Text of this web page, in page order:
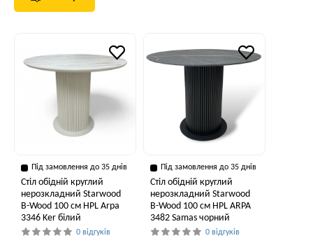
Під замовлення до 35 днів
Стіл обідній круглий
нерозкладний Starwood
B-Wood 100 см HPL Arpa
3346 Ker білий
0 відгуків
Під замовлення до 35 днів
Стіл обідній круглий
нерозкладний Starwood
B-Wood 100 см HPL ARPA
3482 Samas чорний
0 відгуків